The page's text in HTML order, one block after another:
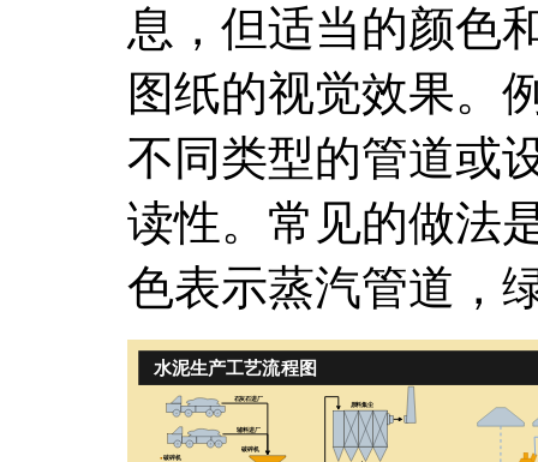
息，但适当的颜色
图纸的视觉效果。
不同类型的管道或
读性。常见的做法
色表示蒸汽管道，